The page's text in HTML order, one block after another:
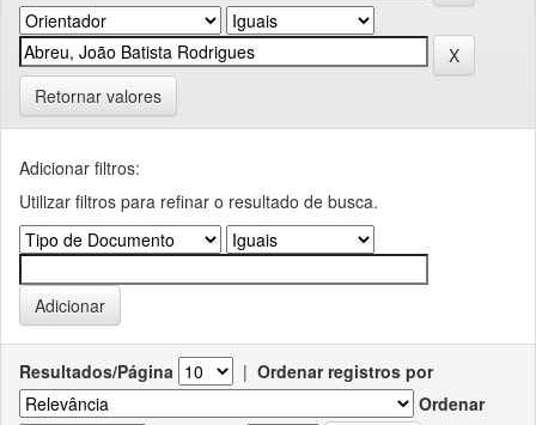
Retornar valores
Adicionar filtros:
Utilizar filtros para refinar o resultado de busca.
Resultados/Página | Ordenar registros por
Ordenar